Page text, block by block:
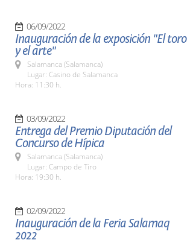
06/09/2022
Inauguración de la exposición "El toro
y el arte"
Salamanca (Salamanca)
Lugar: Casino de Salamanca
Hora: 11:30 h.
03/09/2022
Entrega del Premio Diputación del
Concurso de Hípica
Salamanca (Salamanca)
Lugar: Campo de Tiro
Hora: 19:30 h.
02/09/2022
Inauguración de la Feria Salamaq
2022